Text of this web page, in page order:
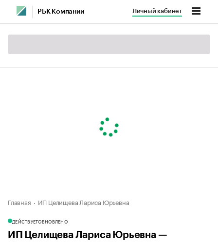
РБК Компании Личный кабинет
Главная ИП Целищева Лариса Юрьевна
ДЕЙСТВУЕТОБНОВЛЕНО
ИП Целищева Лариса Юрьевна —